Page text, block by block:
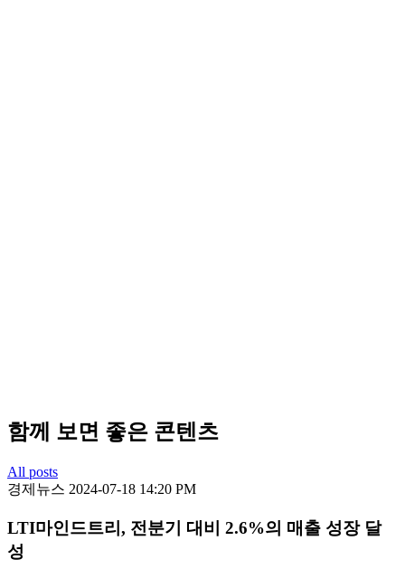
함께 보면 좋은 콘텐츠
All posts
경제뉴스 2024-07-18 14:20 PM
LTI마인드트리, 전분기 대비 2.6%의 매출 성장 달
성